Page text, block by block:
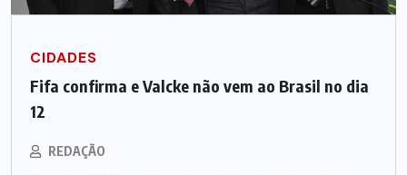
CIDADES
Fifa confirma e Valcke não vem ao Brasil no dia
12
REDAÇÃO